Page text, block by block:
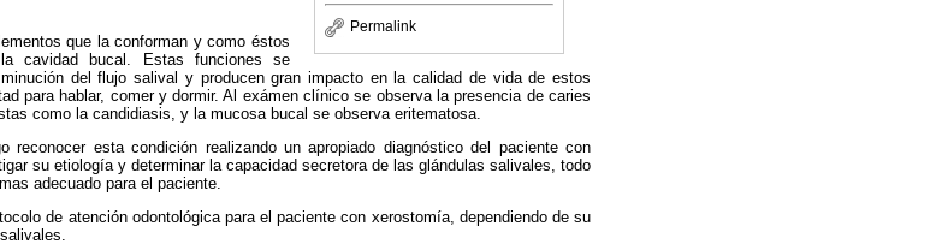
Permalink
que la conforman y como éstos
cavidad bucal. Estas funciones se
del flujo salival y producen gran impacto en la calidad de vida de estos
para hablar, comer y dormir. Al exámen clínico se observa la presencia de caries
como la candidiasis, y la mucosa bucal se observa eritematosa.
reconocer esta condición realizando un apropiado diagnóstico del paciente con
su etiología y determinar la capacidad secretora de las glándulas salivales, todo
adecuado para el paciente.
de atención odontológica para el paciente con xerostomía, dependiendo de su